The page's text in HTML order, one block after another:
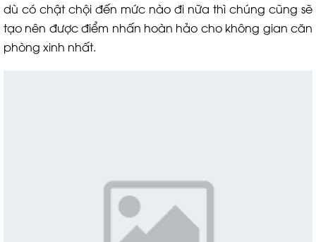
dù có chật chội đến mức nào đi nữa thì chúng cũng sẽ
tạo nên được điểm nhấn hoàn hảo cho không gian căn
phòng xinh nhất.